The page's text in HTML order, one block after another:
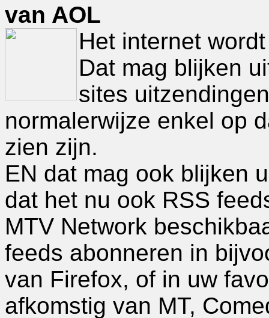
van AOL
Het internet
Dat mag blijken
sites
normalerwijze enkel op
zien zijn.
EN dat mag ook blijken
dat het nu ook RSS
MTV Network
feeds abonneren in
van Firefox, of in uw
afkomstig van MT,